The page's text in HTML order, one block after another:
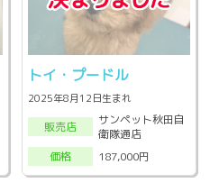
トイ・プードル
2025年8月12日生まれ
販売店
サンペット秋田自
衛隊通店
価格
187,000円